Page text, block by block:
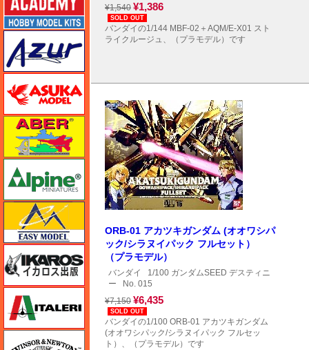
¥1,540 ¥1,386
SOLD OUT
バンダイの1/144 MBF-02＋AQM/E-X01 スト
ライクルージュ、（プラモデル）です
ORB-01 アカツキガンダム (オオワシパ
ック/シラヌイパック フルセット）
（プラモデル）
バンダイ
1/100 ガンダムSEED デスティニ
ー No. 015
¥7,150 ¥6,435
SOLD OUT
バンダイの1/100 ORB-01 アカツキガンダム
(オオワシパック/シラヌイパック フルセッ
ト）、（プラモデル）です
アズール
アベール
アルパイン
イージーモデル
イカロス出版
ウインザー＆ニュートン